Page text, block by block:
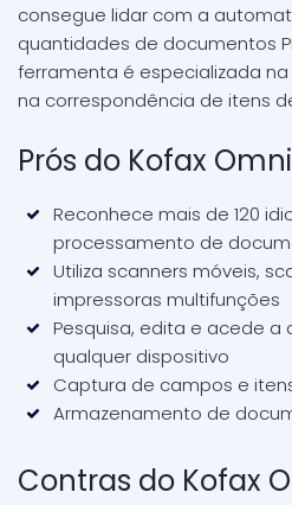
consegue lidar com a
quantidades de documentos
ferramenta é especializada
na correspondência de itens
Prós do Kofax
Reconhece mais de 120
processamento de
Utiliza scanners móveis,
impressoras multifunções
Pesquisa, edita e acede a
qualquer dispositivo
Captura de campos e
Armazenamento de
Contras do Kofax